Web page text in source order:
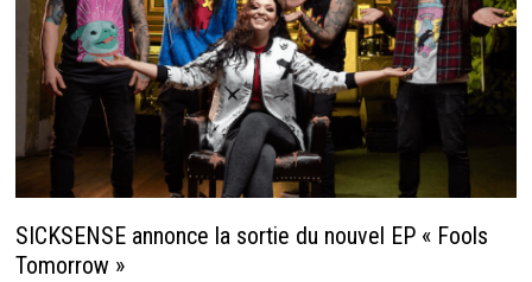
SICKSENSE annonce la sortie du nouvel EP « Fools
Tomorrow »